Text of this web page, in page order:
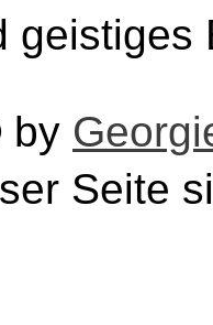
by
Seite